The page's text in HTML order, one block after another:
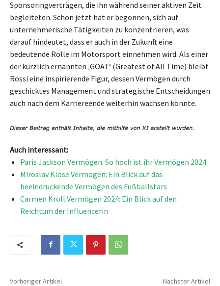
Sponsoringverträgen, die ihn während seiner aktiven Zeit
begleiteten. Schon jetzt hat er begonnen, sich auf
unternehmerische Tätigkeiten zu konzentrieren, was
darauf hindeutet, dass er auch in der Zukunft eine
bedeutende Rolle im Motorsport einnehmen wird. Als einer
der kürzlich ernannten ‚GOAT‘ (Greatest of All Time) bleibt
Rossi eine inspirierende Figur, dessen Vermögen durch
geschicktes Management und strategische Entscheidungen
auch nach dem Karriereende weiterhin wachsen könnte.
Auch interessant:
Paris Jackson Vermögen: So hoch ist ihr Vermögen 2024
Miroslav Klose Vermögen: Ein Blick auf das
beeindruckende Vermögen des Fußballstars
Carmen Kroll Vermögen 2024: Ein Blick auf den
Reichtum der Influencerin
Vorheriger Artikel Nächster Artikel